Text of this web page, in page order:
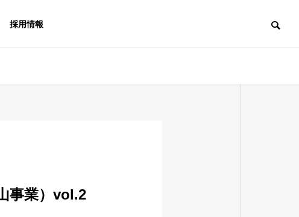
採用情報
事業）vol.2